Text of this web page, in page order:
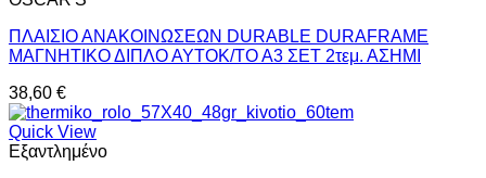
ΠΛΑΙΣΙΟ ΑΝΑΚΟΙΝΩΣΕΩΝ DURABLE DURAFRAME
ΜΑΓΝΗΤΙΚΟ ΔΙΠΛΟ ΑΥΤΟΚ/ΤΟ Α3 ΣΕΤ 2τεμ. ΑΣΗΜΙ
38,60 €
Quick View
Εξαντλημένο